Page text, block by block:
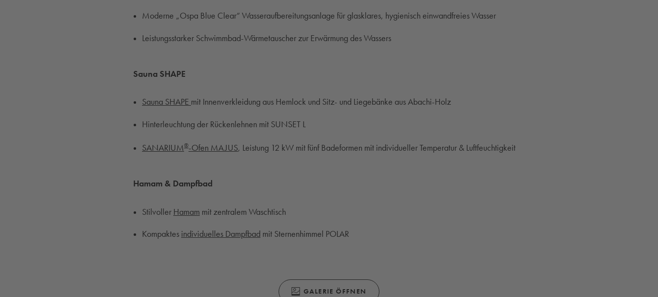
Moderne „Ospa Blue Clear“ Wasseraufbereitungsanlage für glasklares, hygienisch einwandfreies Wasser
Leistungsstarker Schwimmbad-Wärmetauscher zur Erwärmung des Wassers
Sauna SHAPE
Sauna SHAPE mit Innenverkleidung aus Hemlock und Sitz- und Liegebänke aus Abachi-Holz
Hinterleuchtung der Rückenlehnen mit SUNSET L
SANARIUM®-Ofen MAJUS, Leistung 12 kW mit fünf Badeformen mit individueller Temperatur & Luftfeuchtigkeit
Hamam & Dampfbad
Stilvoller Hamam mit zentralem Waschtisch
Kompaktes individuelles Dampfbad mit Sternenhimmel POLAR
GALERIE ÖFFNEN
(ÖFFNET SICH IN EINEM MODALEN FENSTER)